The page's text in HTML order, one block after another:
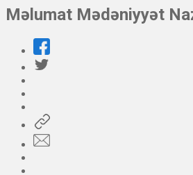
Məlumat Mədəniyyət